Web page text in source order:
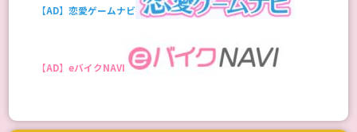
【AD】恋愛ゲームナビ
【AD】eバイクNAVI